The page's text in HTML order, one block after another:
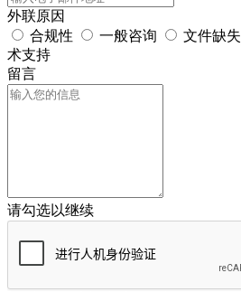
外联原因
合规性
一般咨询 文件缺失
术支持
留言
请勾选以继续